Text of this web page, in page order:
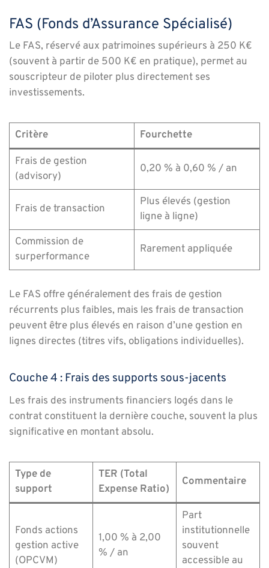
FAS (Fonds d’Assurance Spécialisé)
Le FAS, réservé aux patrimoines supérieurs à 250 K€
(souvent à partir de 500 K€ en pratique), permet au
souscripteur de piloter plus directement ses
investissements.
Critère
Fourchette
Frais de gestion
(advisory)
0,20 % à 0,60 % / an
Frais de transaction
Plus élevés (gestion
ligne à ligne)
Commission de
surperformance
Rarement appliquée
Le FAS offre généralement des frais de gestion
récurrents plus faibles, mais les frais de transaction
peuvent être plus élevés en raison d’une gestion en
lignes directes (titres vifs, obligations individuelles).
Couche 4 : Frais des supports sous-jacents
Les frais des instruments financiers logés dans le
contrat constituent la dernière couche, souvent la plus
significative en montant absolu.
Type de
support
TER (Total
Expense Ratio)
Commentaire
Fonds actions
gestion active
(OPCVM)
1,00 % à 2,00
% / an
Part
institutionnelle
souvent
accessible au